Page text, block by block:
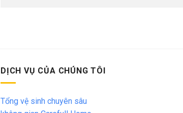
DỊCH VỤ CỦA CHÚNG TÔI
Tổng vệ sinh chuyên sâu